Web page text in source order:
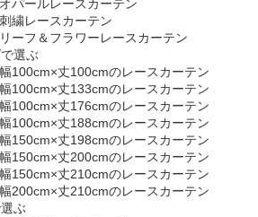
オパールレースカーテン
刺繍レースカーテン
リーフ＆フラワーレースカーテン
選ぶ
幅100cm×丈100cmのレースカーテン
幅100cm×丈133cmのレースカーテン
幅100cm×丈176cmのレースカーテン
幅100cm×丈188cmのレースカーテン
幅150cm×丈198cmのレースカーテン
幅150cm×丈200cmのレースカーテン
幅150cm×丈210cmのレースカーテン
幅200cm×丈210cmのレースカーテン
ぶ